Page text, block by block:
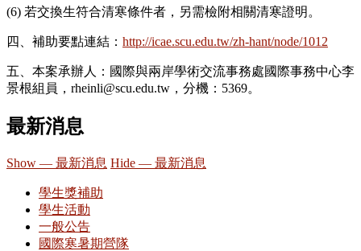
(6) 若交換生符合清寒條件者，另需檢附相關清寒證明。
四、補助要點連結： http://icae.scu.edu.tw/zh-hant/node/1012
五、本案承辦人：國際與兩岸學術交流事務處國際事務中心李
景根組員，rheinli@scu.edu.tw，分機：5369。
最新消息
Show — 最新消息 Hide — 最新消息
學生獎補助
學生活動
一般公告
國際寒暑期營隊